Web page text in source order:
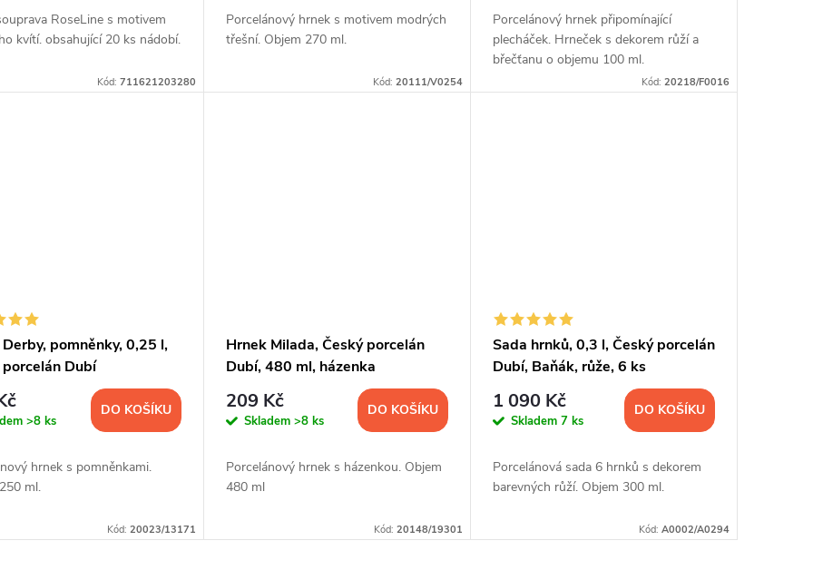
RoseLine s motivem
kvítí. obsahující 20 ks nádobí.
Kód: 711621203280
Porcelánový hrnek s motivem modrých
třešní. Objem 270 ml.
Kód: 20111/V0254
Porcelánový hrnek připomínající
plecháček. Hrneček s dekorem růží a
břečťanu o objemu 100 ml.
Kód: 20218/F0016
pomněnky, 0,25 l,
Dubí
>8 ks
DO KOŠÍKU
hrnek s pomněnkami.
ml.
Kód: 20023/13171
Hrnek Milada, Český porcelán
Dubí, 480 ml, házenka
209 Kč
Skladem >8 ks
DO KOŠÍKU
Porcelánový hrnek s házenkou. Objem
480 ml
Kód: 20148/19301
Sada hrnků, 0,3 l, Český porcelán
Dubí, Baňák, růže, 6 ks
1 090 Kč
Skladem 7 ks
DO KOŠÍKU
Porcelánová sada 6 hrnků s dekorem
barevných růží. Objem 300 ml.
Kód: A0002/A0294